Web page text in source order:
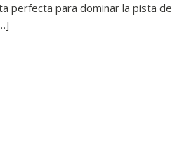
perfecta para dominar la pista de